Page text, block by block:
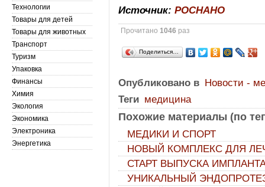
Источник:РОСНАНО
Прочитано1046 раз
Поделиться…
Опубликовано в Новости -
Теги медицина
Похожие материалы (по
МЕДИКИ И СПОРТ
НОВЫЙ КОМПЛЕКС ДЛЯ
СТАРТ ВЫПУСКА
УНИКАЛЬНЫЙ
Технологии
Товары для детей
Товары для животных
Транспорт
Туризм
Упаковка
Финансы
Химия
Экология
Экономика
Электроника
Энергетика